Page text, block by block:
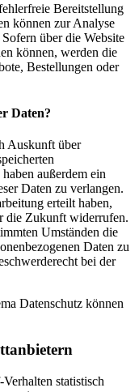
Bereitstellung
können zur Analyse
über die Website
können, werden die
Bestellungen oder
Daten?
Auskunft über
außerdem ein
Daten zu verlangen.
erteilt haben,
die Zukunft widerrufen.
Umständen die
Daten zu
bei der
Datenschutz können
statistisch